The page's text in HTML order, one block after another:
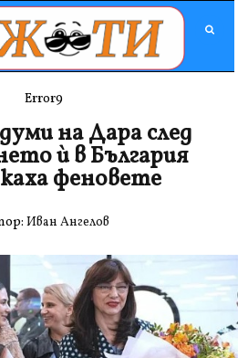
Error9
на Дара след
ѝ в България
феновете
Иван Ангелов